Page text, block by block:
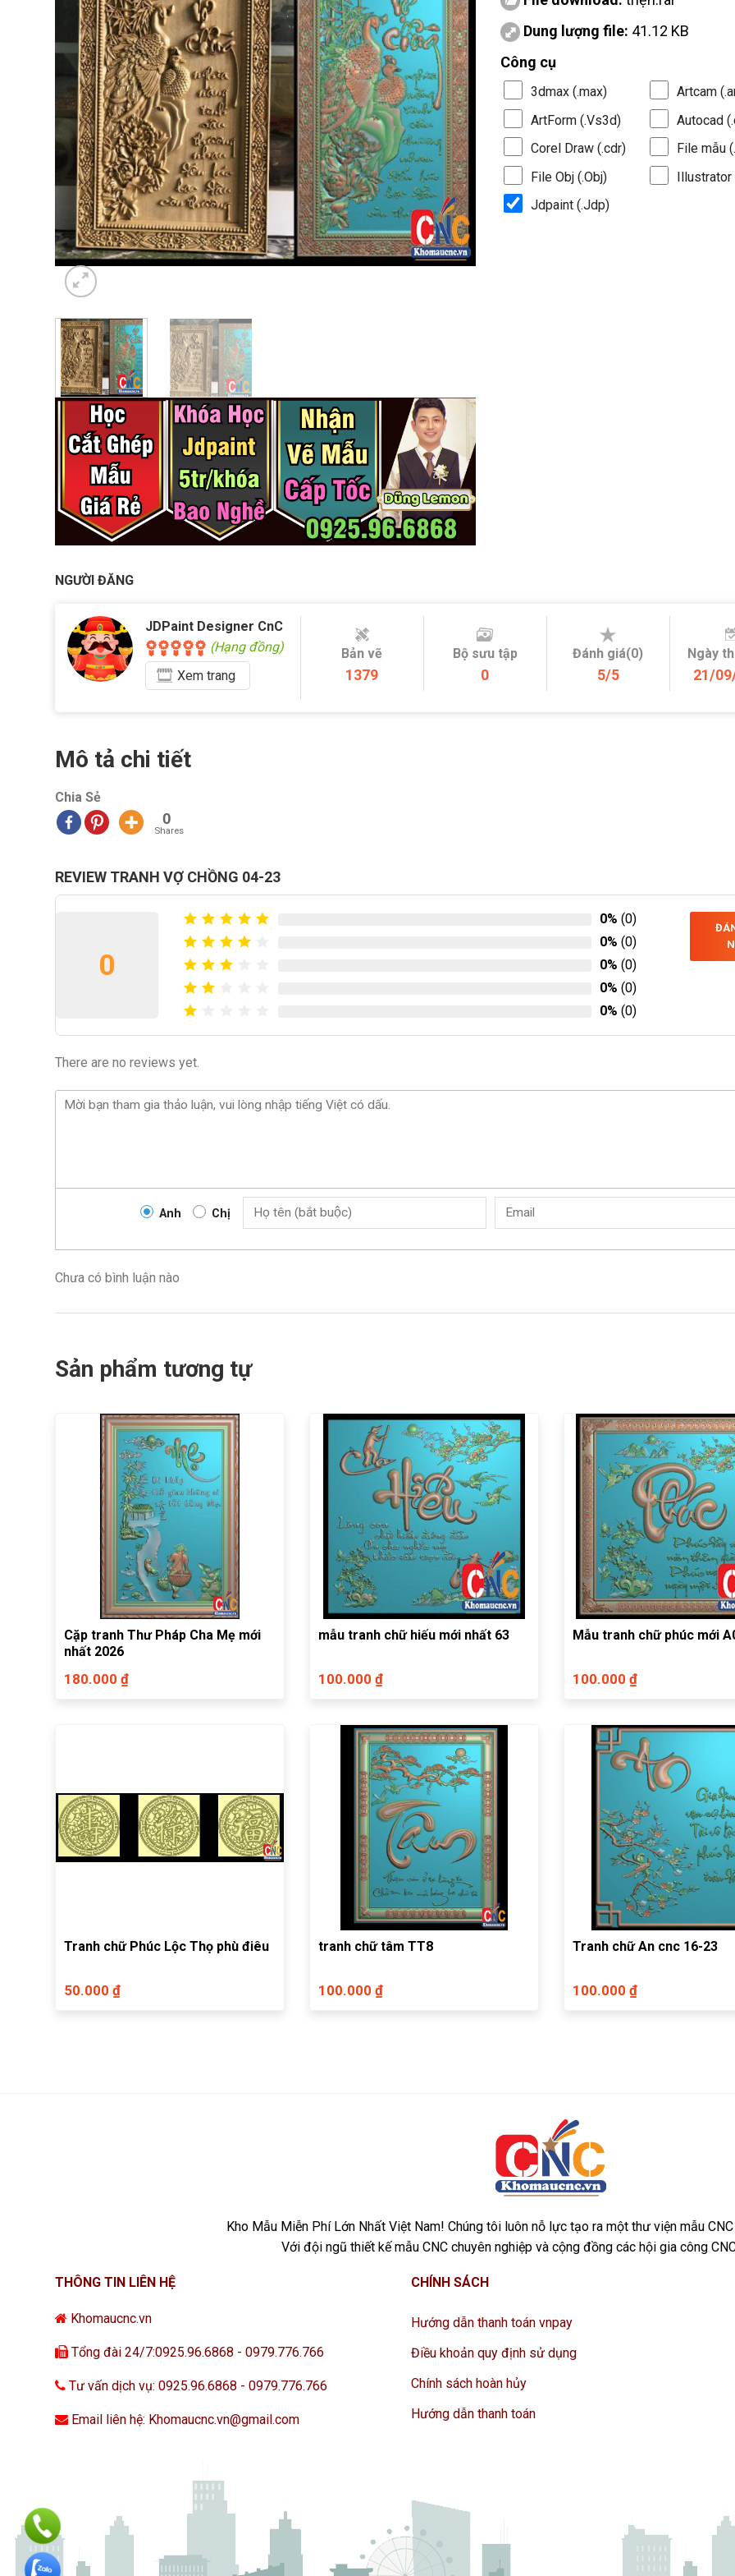
Dung lượng file: 41.12 KB
Công cụ
3dmax (.max)
Artcam
ArtForm (.Vs3d)
Autocad
Corel Draw (.cdr)
File mẫu
File Obj (.Obj)
Illustrator
Jdpaint (.Jdp)
NGƯỜI ĐĂNG
JDPaint Designer CnC
(Hạng đồng)
Xem trang
Bản vẽ
1379
Bộ sưu tập
0
Đánh giá(0)
5/5
Ngày
21/
Mô tả chi tiết
Chia Sẻ
0
Shares
REVIEW TRANH VỢ CHỒNG 04-23
0
0% (0)
0% (0)
0% (0)
0% (0)
0% (0)
There are no reviews yet.
Anh Chị
Chưa có bình luận nào
Sản phẩm tương tự
Cặp tranh Thư Pháp Cha Mẹ mới
nhất 2026
180.000 ₫
mẫu tranh chữ hiếu mới nhất 63
100.000 ₫
Mẫu tranh chữ phúc mới
100.000 ₫
Tranh chữ Phúc Lộc Thọ phù điêu
50.000 ₫
tranh chữ tâm TT8
100.000 ₫
Tranh chữ An cnc 16-23
100.000 ₫
Kho Mẫu Miễn Phí Lớn Nhất Việt Nam! Chúng tôi luôn nỗ lực tạo ra một thư viện mẫu
Với đội ngũ thiết kế mẫu CNC chuyên nghiệp và cộng đồng các hội gia công
THÔNG TIN LIÊN HỆ
Khomaucnc.vn
Tổng đài 24/7:0925.96.6868 - 0979.776.766
Tư vấn dịch vụ: 0925.96.6868 - 0979.776.766
Email liên hệ: Khomaucnc.vn@gmail.com
CHÍNH SÁCH
Hướng dẫn thanh toán vnpay
Điều khoản quy định sử dụng
Chính sách hoàn hủy
Hướng dẫn thanh toán